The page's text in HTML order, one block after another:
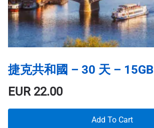
捷克共和國 – 30 天 – 15GB
EUR22.00
Add To Cart